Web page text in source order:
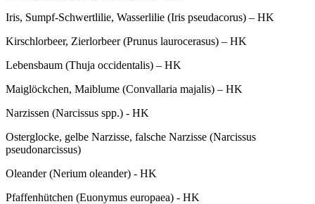
Iris, Sumpf-Schwertlilie, Wasserlilie (Iris pseudacorus) – HK
Kirschlorbeer, Zierlorbeer (Prunus laurocerasus) – HK
Lebensbaum (Thuja occidentalis) – HK
Maiglöckchen, Maiblume (Convallaria majalis) – HK
Narzissen (Narcissus spp.) - HK
Osterglocke, gelbe Narzisse, falsche Narzisse (Narcissus
pseudonarcissus)
Oleander (Nerium oleander) - HK
Pfaffenhütchen (Euonymus europaea) - HK